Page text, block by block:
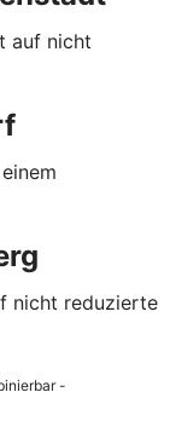
auf nicht
nicht reduzierte
-